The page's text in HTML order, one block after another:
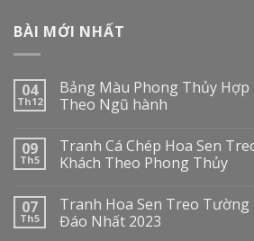
BÀI MỚI NHẤT
04
Th12
Bảng Màu Phong Thủy
Theo Ngũ hành
09
Th5
Tranh Cá Chép Hoa Sen
Khách Theo Phong Thủy
07
Th5
Tranh Hoa Sen Treo Tường
Đáo Nhất 2023